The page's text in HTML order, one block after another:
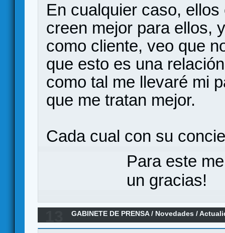
En cualquier caso,
creen mejor para ellos,
como cliente, veo que
que esto es una
como tal me llevaré mi
que me tratan mejor.
Cada cual con su
Para este
un gracias!
GABINETE DE PRENSA/ Novedades /